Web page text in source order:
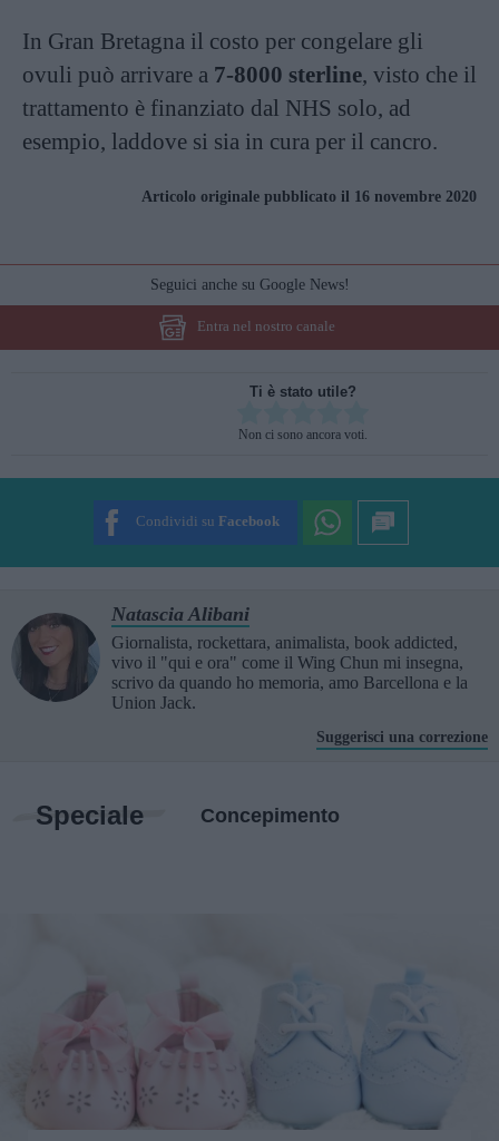
In Gran Bretagna il costo per congelare gli
ovuli può arrivare a 7-8000 sterline, visto che il
trattamento è finanziato dal NHS solo, ad
esempio, laddove si sia in cura per il cancro.
Articolo originale pubblicato il 16 novembre 2020
Seguici anche su Google News!
Entra nel nostro canale
Ti è stato utile?
Non ci sono ancora voti.
Condividi su Facebook
Natascia Alibani
Giornalista, rockettara, animalista, book addicted,
vivo il "qui e ora" come il Wing Chun mi insegna,
scrivo da quando ho memoria, amo Barcellona e la
Union Jack.
Suggerisci una correzione
Speciale Concepimento